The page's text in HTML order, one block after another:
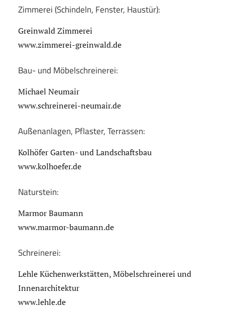
Zimmerei (Schindeln, Fenster, Haustür):
Greinwald Zimmerei
www.zimmerei-greinwald.de
Bau- und Möbelschreinerei:
Michael Neumair
www.schreinerei-neumair.de
Außenanlagen, Pflaster, Terrassen:
Kolhöfer Garten- und Landschaftsbau
www.kolhoefer.de
Naturstein:
Marmor Baumann
www.marmor-baumann.de
Schreinerei:
Lehle Küchenwerkstätten, Möbelschreinerei und
Innenarchitektur
www.lehle.de